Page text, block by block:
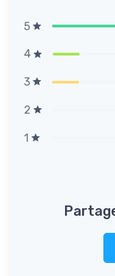
5
4
3
2
1